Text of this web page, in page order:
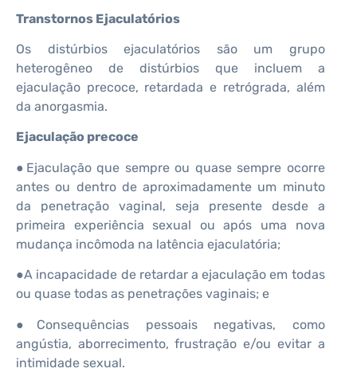
Transtornos Ejaculatórios
Os distúrbios ejaculatórios são um grupo
heterogêneo de distúrbios que incluem a
ejaculação precoce, retardada e retrógrada, além
da anorgasmia.
Ejaculação precoce
●Ejaculação que sempre ou quase sempre ocorre
antes ou dentro de aproximadamente um minuto
da penetração vaginal, seja presente desde a
primeira experiência sexual ou após uma nova
mudança incômoda na latência ejaculatória;
●A incapacidade de retardar a ejaculação em todas
ou quase todas as penetrações vaginais; e
●Consequências pessoais negativas, como
angústia, aborrecimento, frustração e/ou evitar a
intimidade sexual.